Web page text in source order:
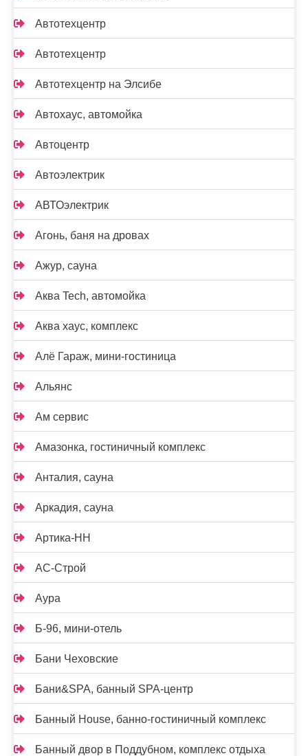
Автотехцентр
Автотехцентр
Автотехцентр на Элсибе
Автохаус, автомойка
Автоцентр
Автоэлектрик
АВТОэлектрик
Агонь, баня на дровах
Ажур, сауна
Аква Tech, автомойка
Аква хаус, комплекс
Алё Гараж, мини-гостиница
Альянс
Ам сервис
Амазонка, гостиничный комплекс
Анталия, сауна
Аркадия, сауна
Артика-НН
АС-Строй
Аура
Б-96, мини-отель
Бани Чеховские
Бани&SPA, банный SPA-центр
Банный House, банно-гостиничный комплекс
Банный двор в Поддубном, комплекс отдыха